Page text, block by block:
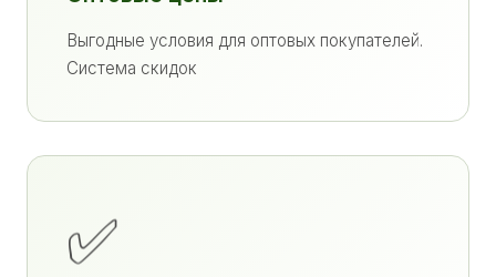
Выгодные условия для оптовых покупателей.
Система скидок
✅